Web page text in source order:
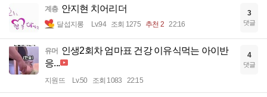
계층 안지현 치어리더
달섭지롱 Lv.94 조회 1275 추천 2 22:16
3
댓글
유머 인생2회차 엄마표 건강 이유식먹는 아이반
응...
지원뜨 Lv.50 조회 1083 22:15
4
댓글